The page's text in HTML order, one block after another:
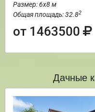
Размер: 6х8 м
Общая площадь: 32.82
от 1463500
Дачные